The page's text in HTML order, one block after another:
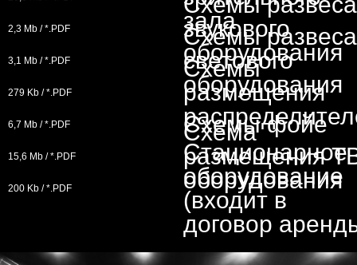
зала
2,3 Mb / *.PDF
звукового
оборудования
3,1 Mb / *.PDF
Схемы развеса
светового
оборудования
279 Kb / *.PDF
Схемы
размещения
6,7 Mb / *.PDF Схемы фойе
15,6 Mb / *.PDF
Схема
размещения
оборудования
200 Kb / *.PDF
Стационарное
оборудование
(входит в
договор